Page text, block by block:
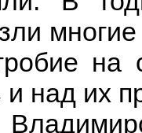
и над их